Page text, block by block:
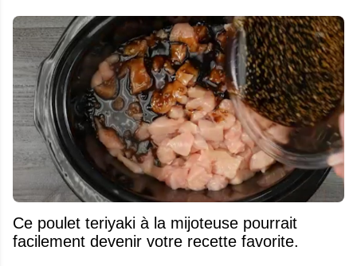
Ce poulet teriyaki à la mijoteuse pourrait
facilement devenir votre recette favorite.